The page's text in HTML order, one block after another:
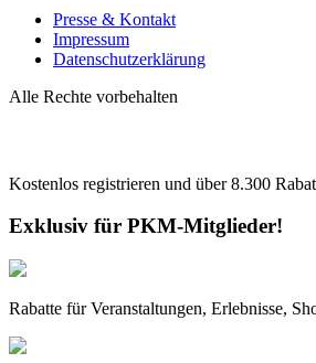
Presse & Kontakt
Impressum
Datenschutzerklärung
Alle Rechte vorbehalten
Kostenlos registrieren und über8.300
Exklusiv für PKM-Mitglieder!
Rabatte für Veranstaltungen, Erlebnisse,